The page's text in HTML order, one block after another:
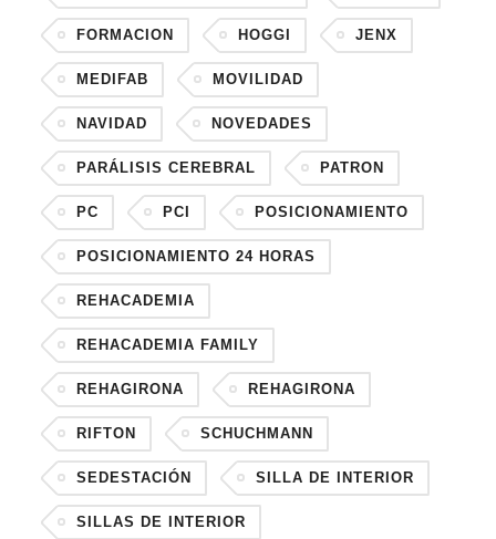
FORMACION HOGGI JENX
MEDIFAB MOVILIDAD
NAVIDAD NOVEDADES
PARÁLISIS CEREBRAL PATRON
PC PCI POSICIONAMIENTO
POSICIONAMIENTO 24 HORAS
REHACADEMIA
REHACADEMIA FAMILY
REHAGIRONA REHAGIRONA
RIFTON SCHUCHMANN
SEDESTACIÓN SILLA DE INTERIOR
SILLAS DE INTERIOR